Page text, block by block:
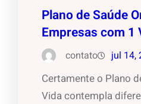
Plano de Saúde
Empresas com 1
contato jul 14,
Certamente o Plano
Vida contempla